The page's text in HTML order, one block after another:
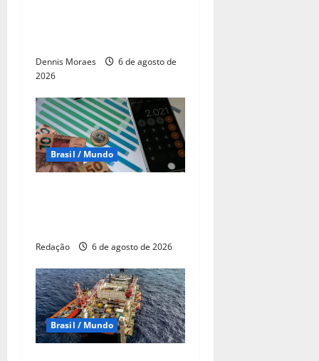
Dennis Moraes
6 de agosto de
2026
Brasil / Mundo
Redação 6 de agosto de 2026
Brasil / Mundo